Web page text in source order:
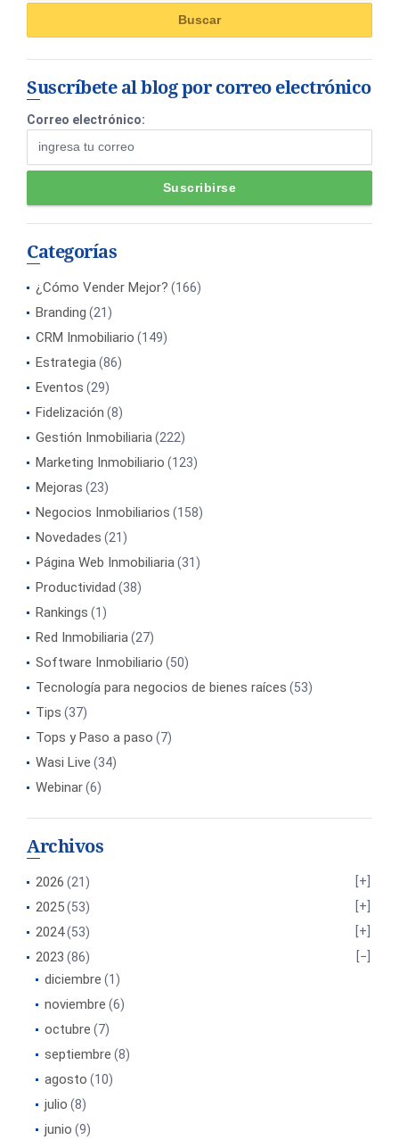
Suscríbete al blog por correo electrónico
Correo electrónico:
Categorías
¿Cómo Vender Mejor? (166)
Branding (21)
CRM Inmobiliario (149)
Estrategia(86)
Eventos (29)
Fidelización (8)
Gestión Inmobiliaria(222)
Marketing Inmobiliario (123)
Mejoras (23)
Negocios Inmobiliarios (158)
Novedades (21)
Página Web Inmobiliaria(31)
Productividad (38)
Rankings (1)
Red Inmobiliaria(27)
Software Inmobiliario (50)
Tecnología para negocios de bienes raíces (53)
Tips (37)
Tops y Paso a paso (7)
Wasi Live (34)
Webinar(6)
Archivos
2026 (21)
2025(53)
2024(53)
2023 (86)
diciembre (1)
noviembre (6)
octubre (7)
septiembre (8)
agosto (10)
julio (8)
junio (9)